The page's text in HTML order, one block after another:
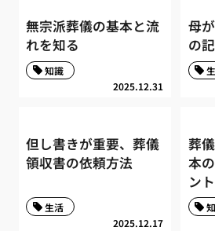
無宗派葬儀の基本と流
れを知る
2025.12.31
知識
母
の
但し書きが重要、葬儀
領収書の依頼方法
2025.12.17
生活
葬
本
ント